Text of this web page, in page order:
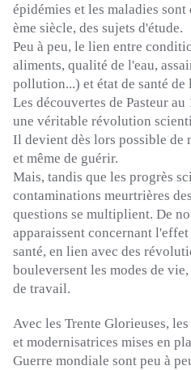
épidémies et les maladies
ème siècle, des sujets d'étude.
Peu à peu, le lien entre
aliments, qualité de l'eau,
pollution...) et état de santé
Les découvertes de Pasteur au
une véritable révolution
Il devient dès lors possible de
et même de guérir.
Mais, tandis que les progrès
contaminations meurtrières
questions se multiplient. De
apparaissent concernant
santé, en lien avec des
bouleversent les modes de
de travail.
Avec les Trente Glorieuses,
et modernisatrices mises en
Guerre mondiale sont peu à